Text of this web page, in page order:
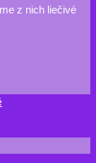
z nich liečivé